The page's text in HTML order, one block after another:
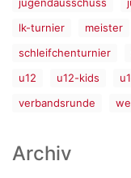
lk-turnier
meister
schleifchenturnier
u12
u12-kids
verbandsrunde
Archiv